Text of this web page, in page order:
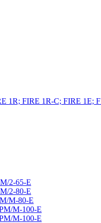
1R; FIRE 1R-C; FIRE 1E;
2-65-E
2-80-E
M-80-E
M-100-E
M-100-E